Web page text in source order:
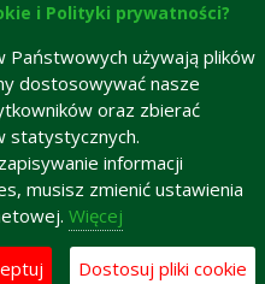
Deklaracja dostępności
i Polityki prywatności?
używają plików
dostosowywać nasze
oraz zbierać
statystycznych.
informacji
musisz zmienić ustawienia
Więcej
Dostosuj pliki cookie